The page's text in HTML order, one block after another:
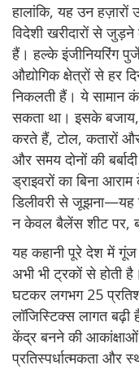
हालांकि, यह उन
विदेशी खरीदारों से जुड़ने
हैं। हल्के इंजीनियरिंग
औद्योगिक क्षेत्रों से हर
निकलती हैं। ये सामान
सकता था। इसके बजाय,
करते हैं, टोल, कतारों
और समय दोनों की
ड्राइवरों का बिना
डिलीवरी से जूझना—यह
न केवल बैलेंस शीट पर,
यह कहानी पूरे देश में
अभी भी ट्रकों से होती
घटकर लगभग 25
लॉजिस्टिक्स लागत बढ़ी
केंद्र बनने की
प्रतिस्पर्धात्मकता और